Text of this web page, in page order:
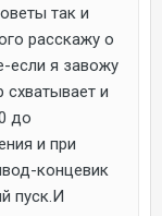
так и
расскажу о
если я завожу
и
до
и при
концевик
пуск.И